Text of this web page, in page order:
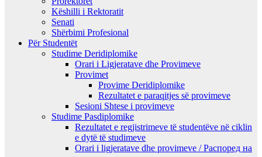
Këshilli i Rektoratit
Senati
Shërbimi Profesional
Për Studentët
Studime Deridiplomike
Orari i Ligjeratave dhe Provimeve
Provimet
Provime Deridiplomike
Rezultatet e paraqitjes së provimeve
Sesioni Shtese i provimeve
Studime Pasdiplomike
Rezultatet e regjistrimeve të studentëve në ciklin
e dytë të studimeve
Orari i ligjeratave dhe provimeve / Распоред на